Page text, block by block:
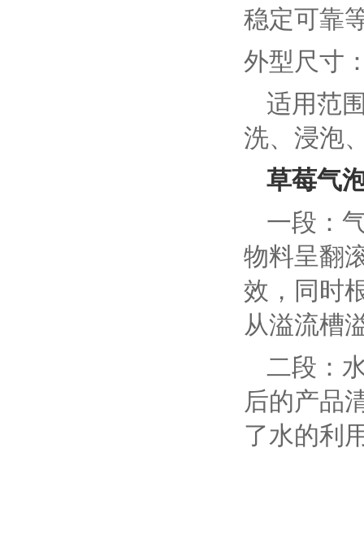
稳定可靠
外型尺寸
适用范
洗、浸泡
草莓气
一段：
物料呈翻
效，同时
从溢流槽
二段：
后的产品
了水的利